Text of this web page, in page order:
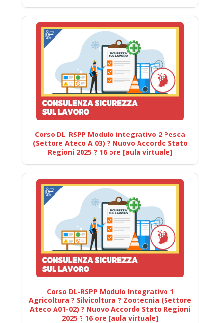
Corso DL-RSPP Modulo integrativo 2 Pesca
(Settore Ateco A 03) ? Nuovo Accordo Stato
Regioni 2025 ? 16 ore [aula virtuale]
Corso DL-RSPP Modulo Integrativo 1
Agricoltura ? Silvicoltura ? Zootecnia (Settore
Ateco A01-02) ? Nuovo Accordo Stato Regioni
2025 ? 16 ore [aula virtuale]